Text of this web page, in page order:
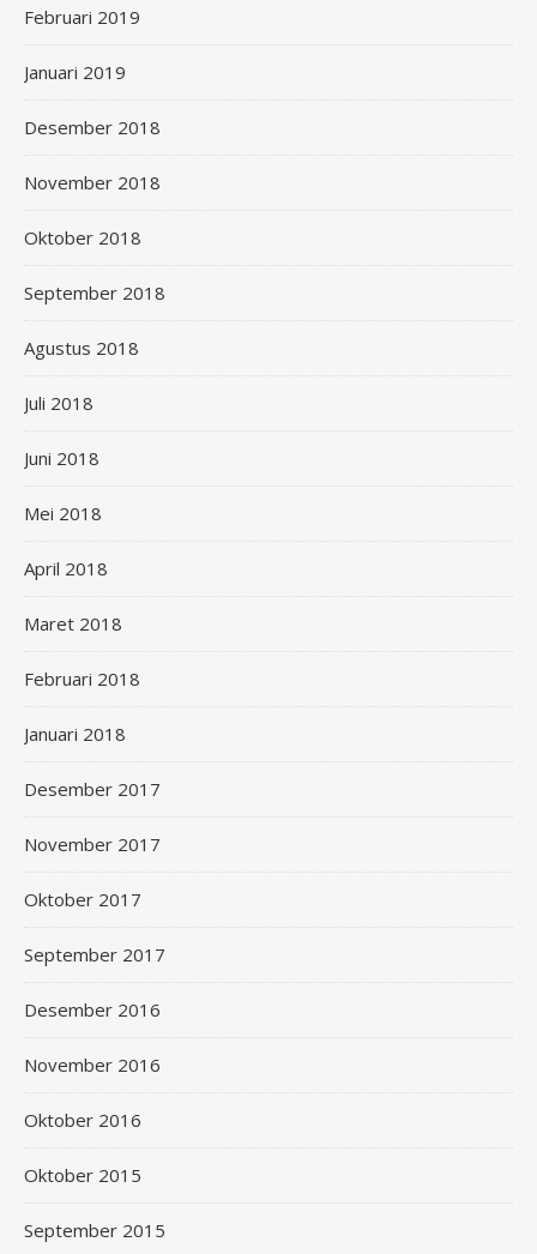
Februari 2019
Januari 2019
Desember 2018
November 2018
Oktober 2018
September 2018
Agustus 2018
Juli 2018
Juni 2018
Mei 2018
April 2018
Maret 2018
Februari 2018
Januari 2018
Desember 2017
November 2017
Oktober 2017
September 2017
Desember 2016
November 2016
Oktober 2016
Oktober 2015
September 2015